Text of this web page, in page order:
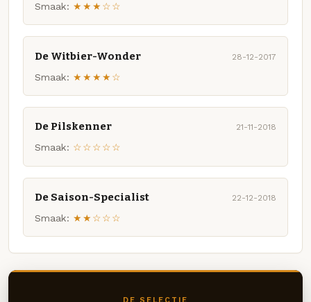
Smaak: ★★★☆☆
De Witbier-Wonder 28-12-2017
Smaak: ★★★★☆
De Pilskenner 21-11-2018
Smaak: ☆☆☆☆☆
De Saison-Specialist 22-12-2018
Smaak: ★★☆☆☆